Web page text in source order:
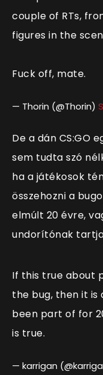
couple of RTs,
figures in the
Fuck off, mate.
— Thorin (@Thorin)
De a dán CS:GO
sem tudta szó
ha a játékosok
összehozni a
elmúlt 20 évre,
undorítónak
If this true about
the bug, then it is
been part of for
is true.
— karrigan